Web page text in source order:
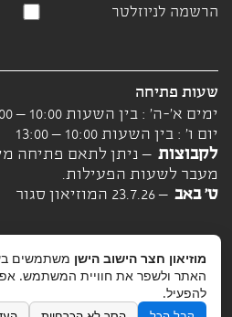
הרשמה לניוזלטר
שעות פתיחה
ימים א'-ה' : בין השעות 10:00 – 15:00
יום ו' : בין השעות 10:00 – 13:00
לקבוצות – ניתן לתאם פתיחה
מעבר לשעות הפעילות.
ט' באב– 23.7.26 המוזיאון סגור
מוזיאון חצר הישוב הישן משתמשים
האתר ולשפר את חוויית המשתמש.
להפעיל.